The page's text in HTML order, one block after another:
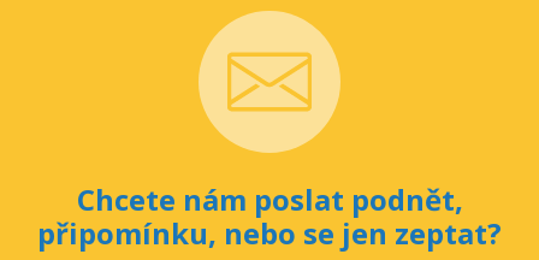
Chcete nám poslat podnět,
připomínku, nebo se jen zeptat?